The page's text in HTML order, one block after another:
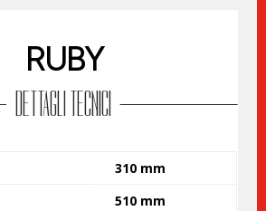
RUBY
DETTAGLI TECNICI
310 mm
510 mm